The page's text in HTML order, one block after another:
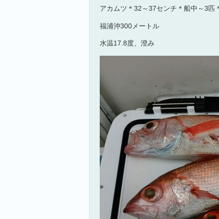
アカムツ＊32～37センチ＊船中～3匹
福浦沖300メートル
水温17.8度、澄み